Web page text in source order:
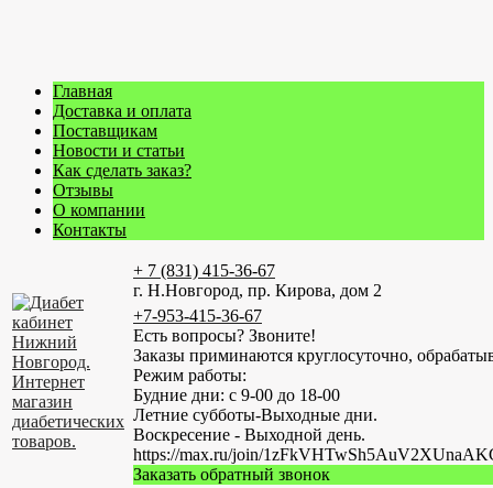
Главная
Доставка и оплата
Поставщикам
Новости и статьи
Как сделать заказ?
Отзывы
О компании
Контакты
+ 7 (831) 415-36-67
г. Н.Новгород, пр. Кирова, дом 2
+7-953-415-36-67
Есть вопросы? Звоните!
Заказы приминаются круглосуточно,
Режим работы:
Будние дни: с 9-00 до 18-00
Летние субботы-Выходные дни.
Воскресение - Выходной день.
https://max.ru/join/
Заказать обратный звонок